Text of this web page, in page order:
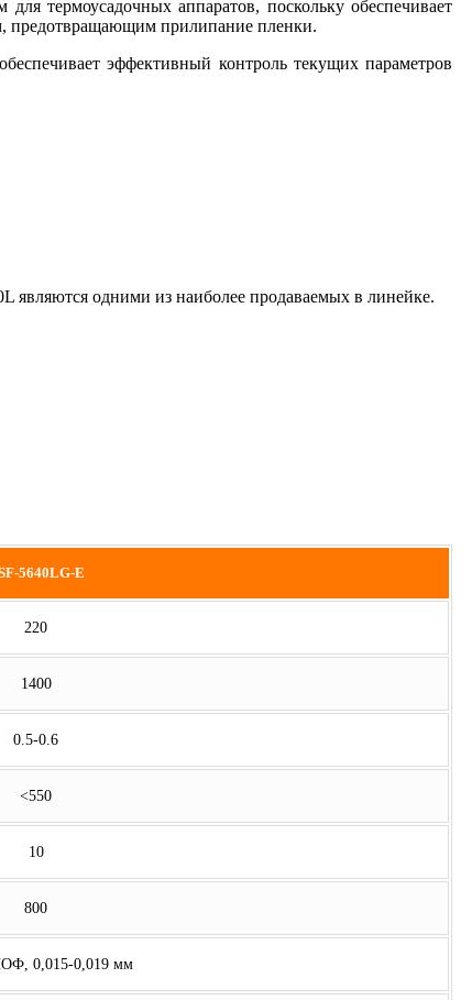
термоусадочных аппаратов, поскольку обеспечивает
предотвращающим прилипание пленки.
эффективный контроль текущих параметров
являются одними из наиболее продаваемых в линейке.
5640LG-E
220
1400
0.5-0.6
<550
10
800
0,015-0,019 мм